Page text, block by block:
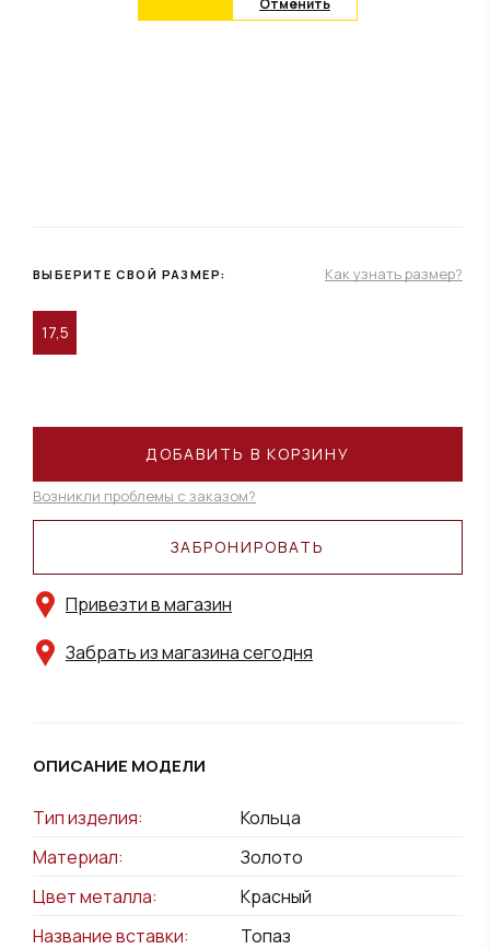
ВЫБЕРИТЕ СВОЙ РАЗМЕР: Как узнать размер?
17,5
ЗАБРОНИРОВАТЬ
Привезти в магазин
Забрать из магазина сегодня
ДОБАВИТЬ В КОРЗИНУ
Возникли проблемы с заказом?
ОПИСАНИЕ МОДЕЛИ
Тип изделия:
Кольца
Материал:
Золото
Цвет металла:
Красный
Название вставки:
Топаз